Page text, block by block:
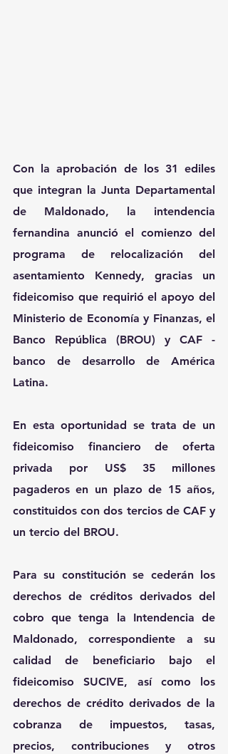
Con la aprobación de los 31 ediles
que integran la Junta Departamental
de Maldonado, la intendencia
fernandina anunció el comienzo del
programa de relocalización del
asentamiento Kennedy, gracias un
fideicomiso que requirió el apoyo del
Ministerio de Economía y Finanzas, el
Banco República (BROU) y CAF -
banco de desarrollo de América
Latina.
En esta oportunidad se trata de un
fideicomiso financiero de oferta
privada por US$ 35 millones
pagaderos en un plazo de 15 años,
constituidos con dos tercios de CAF y
un tercio del BROU.
Para su constitución se cederán los
derechos de créditos derivados del
cobro que tenga la Intendencia de
Maldonado, correspondiente a su
calidad de beneficiario bajo el
fideicomiso SUCIVE, así como los
derechos de crédito derivados de la
cobranza de impuestos, tasas,
precios, contribuciones y otros